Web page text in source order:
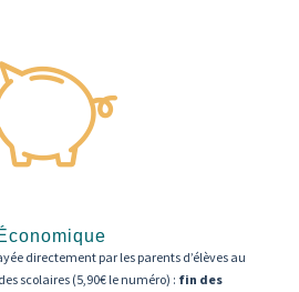
directement par les parents d’élèves au
scolaires (5,90€ le numéro) : fin des